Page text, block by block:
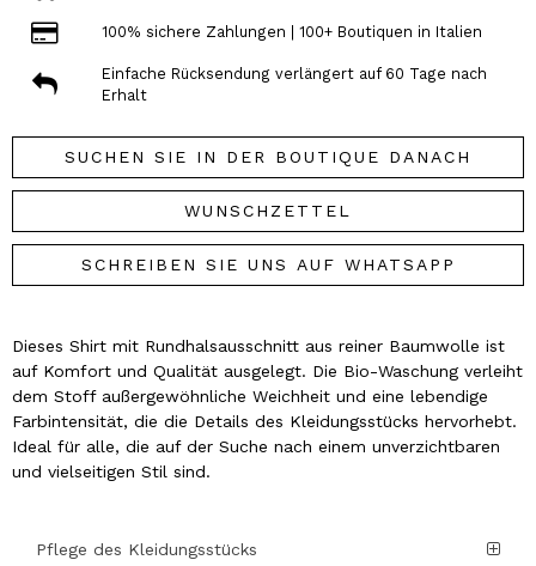
100% sichere Zahlungen | 100+ Boutiquen in Italien
Einfache Rücksendung verlängert auf 60 Tage nach
Erhalt
SUCHEN SIE IN DER BOUTIQUE DANACH
WUNSCHZETTEL
SCHREIBEN SIE UNS AUF WHATSAPP
Dieses Shirt mit Rundhalsausschnitt aus reiner Baumwolle ist
auf Komfort und Qualität ausgelegt. Die Bio-Waschung verleiht
dem Stoff außergewöhnliche Weichheit und eine lebendige
Farbintensität, die die Details des Kleidungsstücks hervorhebt.
Ideal für alle, die auf der Suche nach einem unverzichtbaren
und vielseitigen Stil sind.
Pflege des Kleidungsstücks